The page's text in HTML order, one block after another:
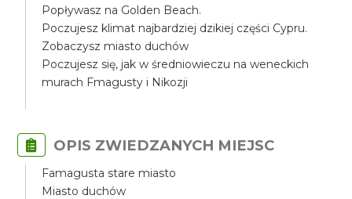
Popływasz na Golden Beach.
Poczujesz klimat najbardziej dzikiej części Cypru.
Zobaczysz miasto duchów
Poczujesz się, jak w średniowieczu na weneckich
murach Fmagusty i Nikozji
OPIS ZWIEDZANYCH MIEJSC
Famagusta stare miasto
Miasto duchów